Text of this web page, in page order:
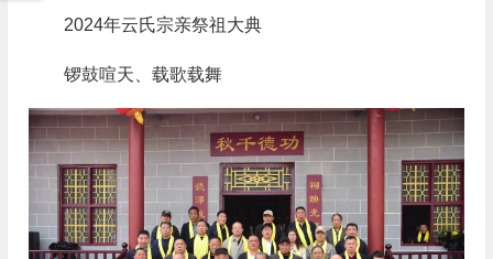
2024年云氏宗亲祭祖大典
锣鼓喧天、载歌载舞